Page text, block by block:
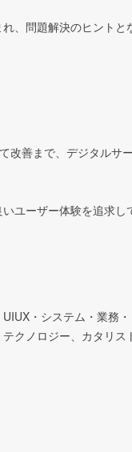
、問題解決のヒントと
改善まで、デジタルサ
ユーザー体験を追求し
・システム・業務
クノロジー、カタリス